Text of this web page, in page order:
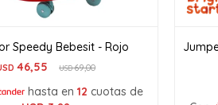
Speedy Bebesit - Rojo
46,55 USD69,00
hasta en12 cuotas de